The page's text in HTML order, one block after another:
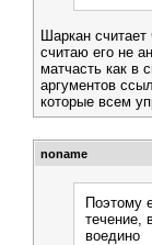
Шаркан считает
считаю его не
матчасть как в
аргументов
которые всем
noname
Поэтому
течение,
воедино